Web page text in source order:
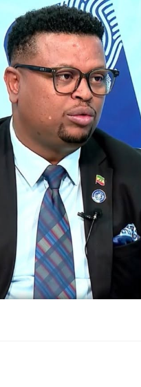
ነው
ኢትዮጵያ
መልኩ
አመራሮች እና
ዘርፍ